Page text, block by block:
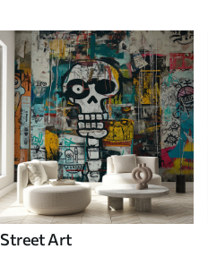
Street Art